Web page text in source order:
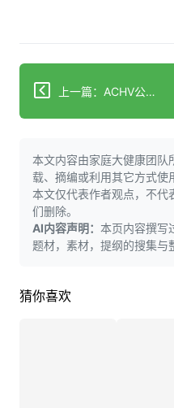
上一篇：ACHV公布2025年业绩：细胞尼古丁药物推进商业上市准备
本文内容由家庭大健康团队
载、摘编或利用其它方式使
本文仅代表作者观点，不代
们删除。
AI内容声明： 本页内容撰写
题材，素材，提纲的搜集与
猜你喜欢